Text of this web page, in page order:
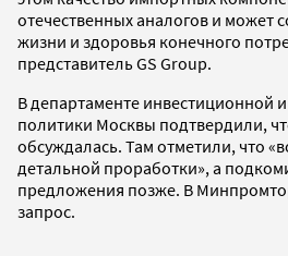
отечественных аналогов и может
жизни и здоровья конечного
представитель GS Group.
В департаменте инвестиционной
политики Москвы подтвердили,
обсуждалась. Там отметили, что
детальной проработки», а
предложения позже. В
запрос.